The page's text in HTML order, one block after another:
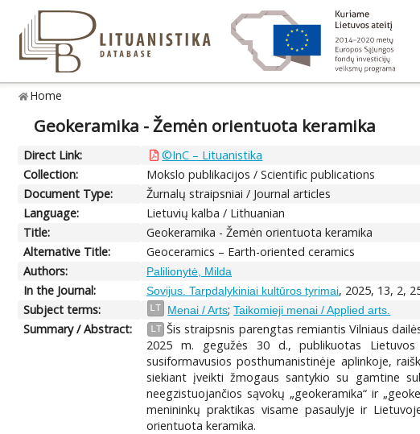
Home
Geokeramika - Žemėn orientuota keramika
Direct Link:
©InC – Lituanistika
Collection:
Mokslo publikacijos / Scientific publications
Document Type:
Žurnalų straipsniai / Journal articles
Language:
Lietuvių kalba / Lithuanian
Title:
Geokeramika - Žemėn orientuota keramika
Alternative Title:
Geoceramics – Earth-oriented ceramics
Authors:
Palilionytė, Milda
In the Journal: Sovijus. Tarpdalykiniai kultūros tyrimai, 2025, 13, 2,
Subject terms:
LT Menai / Arts;Taikomieji menai / Applied arts.
Summary / Abstract: LT Šis straipsnis parengtas remiantis Vilniaus
2025 m. gegužės 30 d., publikuotas Lietuvos
susiformavusios posthumanistinėje aplinkoje,
siekiant įveikti žmogaus santykio su gamtine
neegzistuojančios sąvokų „geokeramika“ ir
menininkų praktikas visame pasaulyje ir
orientuota keramika.